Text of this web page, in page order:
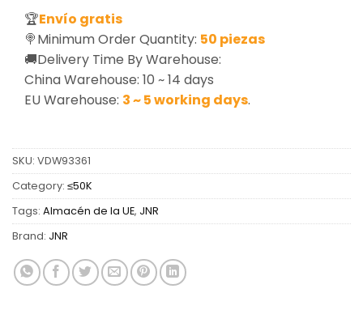
🏆Envío gratis
🍭Minimum Order Quantity: 50 piezas
🚚Delivery Time By Warehouse:
China Warehouse: 10 ~ 14 days
EU Warehouse: 3 ~ 5 working days.
SKU: VDW93361
Category: ≤50K
Tags: Almacén de la UE, JNR
Brand: JNR